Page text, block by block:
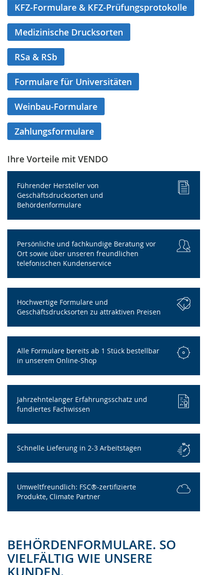
KFZ-Formulare & KFZ-Prüfungsprotokolle
Medizinische Drucksorten
RSa & RSb
Formulare für Universitäten
Weinbau-Formulare
Zahlungsformulare
Ihre Vorteile mit VENDO
Führender Hersteller von
Geschäftsdrucksorten und
Behördenformulare
Persönliche und fachkundige Beratung vor
Ort sowie über unseren freundlichen
telefonischen Kundenservice
Hochwertige Formulare und
Geschäftsdrucksorten zu attraktiven Preisen
Alle Formulare bereits ab 1 Stück bestellbar
in unserem Online-Shop
Jahrzehntelanger Erfahrungsschatz und
fundiertes Fachwissen
Schnelle Lieferung in 2-3 Arbeitstagen
Umweltfreundlich: FSC®-zertifizierte
Produkte, Climate Partner
BEHÖRDENFORMULARE. SO
VIELFÄLTIG WIE UNSERE